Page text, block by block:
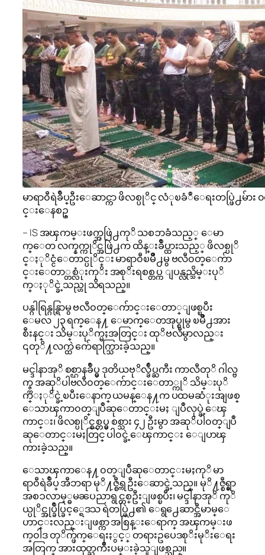
မာရာ၀ီရဲခ်ဳပ္ဦးေဆာင္ကာ ဖိလစ္ပုိင္ လံုၿခံဳေရးတပ္ဖြဲ႕မ်
င္းေနစဥ္
– IS အၾကမ္းဖက္အဖြဲ႕ကုိ သစၥာခံသည့္ ေမာ
က္ေတ လက္နက္ကုိင္အဖြဲ႕က ထိန္းခ်ဳပ္ထားသည့္ ဖိလစ္ပုိ
င္ႏုိင္ငံေတာင္ပုိင္း မာရာ၀ီၿမိဳ႕မွ ဗလီ၀တ္ေက်ာ
င္းေတာ္တစ္လံုးကုိး အစုိးရစစ္တပ္က ျပန္လည္သိမ္းပုိ
က္ႏုိင္ခဲ့သည္ဟု သိရသည္။
ပန္ဂါရြန္ဂန္ရြာမွ ဗလီ၀တ္ေက်ာင္းေတာ္ျဖစ္ၿပီး
ေမလ ၂၃ ရက္ေန႔ ေမာက္ေတအုပ္စုမွ ၿမိဳ႕အား
စီးနင္း သိမ္းပုိက္မႈအတြင္း ထုိဗလီမွာလည္း
၎တုိ႔လက္ထဲ က်ေရာက္သြားခဲ့သည္။
မင္ဒါနာအုိ စစ္ဌာနခ်ဳပ္မွ ဒုတိယဗုိလ္ခ်ဳပ္ႀကီး ကာလီတုိ ဂါလ္ဗ
က္ဇ္က အဆုိပါဗလီ၀တ္ေက်ာင္းေတာ္ကုိ သိမ္းပုိ
က္ႏုိင္ခဲ့ၿပီးေနာက္ ယမန္ေန႔က ပထမဆံုးအျဖစ္
ေသာၾကာ၀တ္ျပဳဆုေတာင္းမႈ ျပဳလုပ္ခဲ့ေၾ
ကာင္း၊ ဖိလစ္ပုိင္စစ္တပ္မွ စစ္သား ၄၂ ဦးမွာ အဆုိပါ၀တ္ျပဳ
ဆုေတာင္းမႈတြင္ ပါ၀င္ခဲ့ေၾကာင္း ေျပာၾ
ကားခဲ့သည္။
ေသာၾကာေန႔ ၀တ္ျပဳဆုေတာင္းမႈကုိ မာ
ရာ၀ီရဲခ်ဳပ္ အီဘရာ မုိ႔ဇ္စီရ္က ဦးေဆာင္ခဲ့သည္။ မုိ႔ဇ္စီရ္မွာ
အစၥလာမ့္ဓမၼပညာရွင္တစ္ဦးျဖစ္ၿပီး၊ မင္ဒါနာအုိ ကုိ
ယ္ပုိင္အုပ္ခ်ဳပ္ခြင့္ရေဒသ ရဲတပ္ဖြဲ႕၏ ေရွ႕ေဆာင္အီမာမ္ေ
ဟာင္းလည္းျဖစ္ကာ အစြန္းေရာက္ အၾကမ္းဖ
က္၀ါဒ တုိက္ဖ်က္ေရးႏွင့္ တရားဥပေဒစုိးမုိးေရး
အတြက္ အားထုတ္ႀကိဳးပမ္းခဲ့သူျဖစ္သည္။